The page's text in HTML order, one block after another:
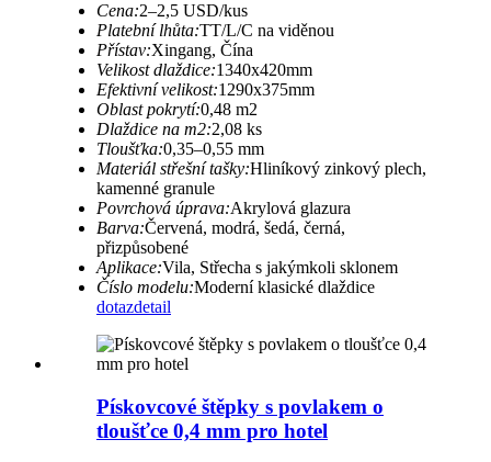
Cena:2–2,5 USD/kus
Platební lhůta:TT/L/C na viděnou
Přístav:Xingang, Čína
Velikost dlaždice:1340x420mm
Efektivní velikost:1290x375mm
Oblast pokrytí:0,48 m2
Dlaždice na m2:2,08 ks
Tloušťka:0,35–0,55 mm
Materiál střešní tašky:Hliníkový zinkový plech,
kamenné granule
Povrchová úprava:Akrylová glazura
Barva:Červená, modrá, šedá, černá,
přizpůsobené
Aplikace:Vila, Střecha s jakýmkoli sklonem
Číslo modelu:Moderní klasické dlaždice
dotazdetail
Pískovcové štěpky s povlakem o
tloušťce 0,4 mm pro hotel